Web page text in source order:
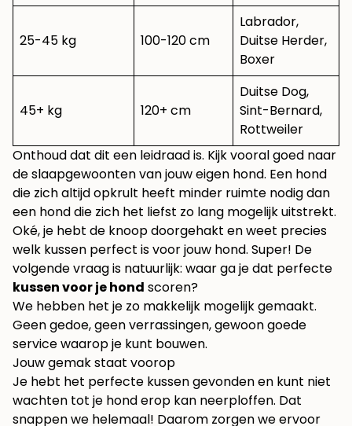
25-45 kg 100-120 cm
Labrador,
Duitse Herder,
Boxer
45+ kg 120+ cm
Duitse Dog,
Sint-Bernard,
Rottweiler
Onthoud dat dit een leidraad is. Kijk vooral goed naar
de slaapgewoonten van jouw eigen hond. Een hond
die zich altijd opkrult heeft minder ruimte nodig dan
een hond die zich het liefst zo lang mogelijk uitstrekt.
Oké, je hebt de knoop doorgehakt en weet precies
welk kussen perfect is voor jouw hond. Super! De
volgende vraag is natuurlijk: waar ga je dat perfecte
kussen voor je hond scoren?
We hebben het je zo makkelijk mogelijk gemaakt.
Geen gedoe, geen verrassingen, gewoon goede
service waarop je kunt bouwen.
Jouw gemak staat voorop
Je hebt het perfecte kussen gevonden en kunt niet
wachten tot je hond erop kan neerploffen. Dat
snappen we helemaal! Daarom zorgen we ervoor